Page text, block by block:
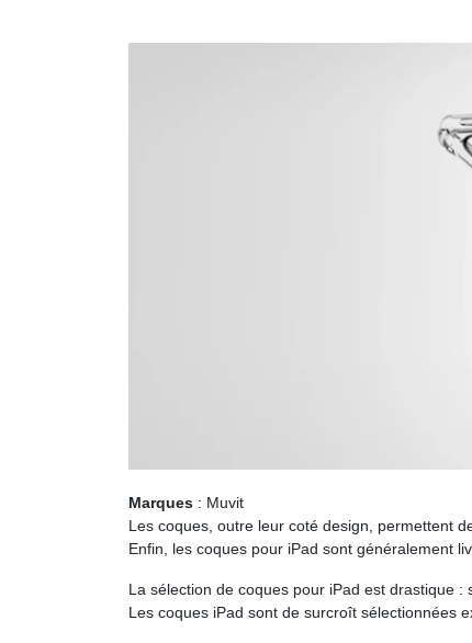
Marques : Muvit
Les coques, outre leur coté design, permettent
Enfin, les coques pour iPad sont généralement
La sélection de coques pour iPad est drastique
Les coques iPad sont de surcroît sélectionnées